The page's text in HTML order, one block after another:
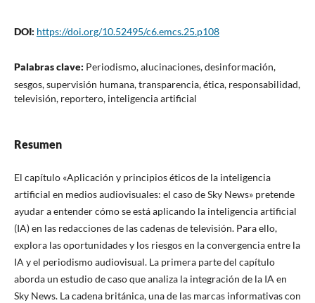
DOI: https://doi.org/10.52495/c6.emcs.25.p108
Palabras clave: Periodismo, alucinaciones, desinformación,
sesgos, supervisión humana, transparencia, ética, responsabilidad,
televisión, reportero, inteligencia artificial
Resumen
El capítulo «Aplicación y principios éticos de la inteligencia
artificial en medios audiovisuales: el caso de Sky News» pretende
ayudar a entender cómo se está aplicando la inteligencia artificial
(IA) en las redacciones de las cadenas de televisión. Para ello,
explora las oportunidades y los riesgos en la convergencia entre la
IA y el periodismo audiovisual. La primera parte del capítulo
aborda un estudio de caso que analiza la integración de la IA en
Sky News. La cadena británica, una de las marcas informativas con